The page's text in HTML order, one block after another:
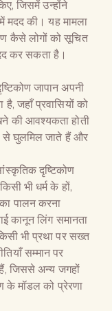
जिसमें उन्होंने
मदद की। यह मामला
कैसे लोगों को सूचित
कर सकता है।
जापान अपनी
जहाँ प्रवासियों को
की आवश्यकता होती
से घुलमिल जाते हैं और
दृष्टिकोण
भी धर्म के हों,
पालन करना
कानून लिंग समानता
भी प्रथा पर सख्त
सम्मान पर
जिससे अन्य जगहों
मॉडल को प्रेरणा